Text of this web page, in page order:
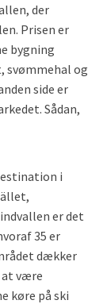
der
Prisen er
bygning
svømmehal og
side er
Sådan,
i
er det
35 er
dækker
at være
køre på ski